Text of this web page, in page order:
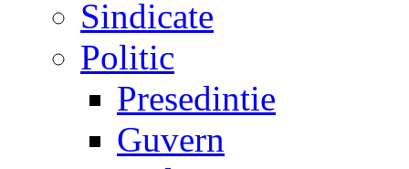
Sindicate
Politic
Presedintie
Guvern